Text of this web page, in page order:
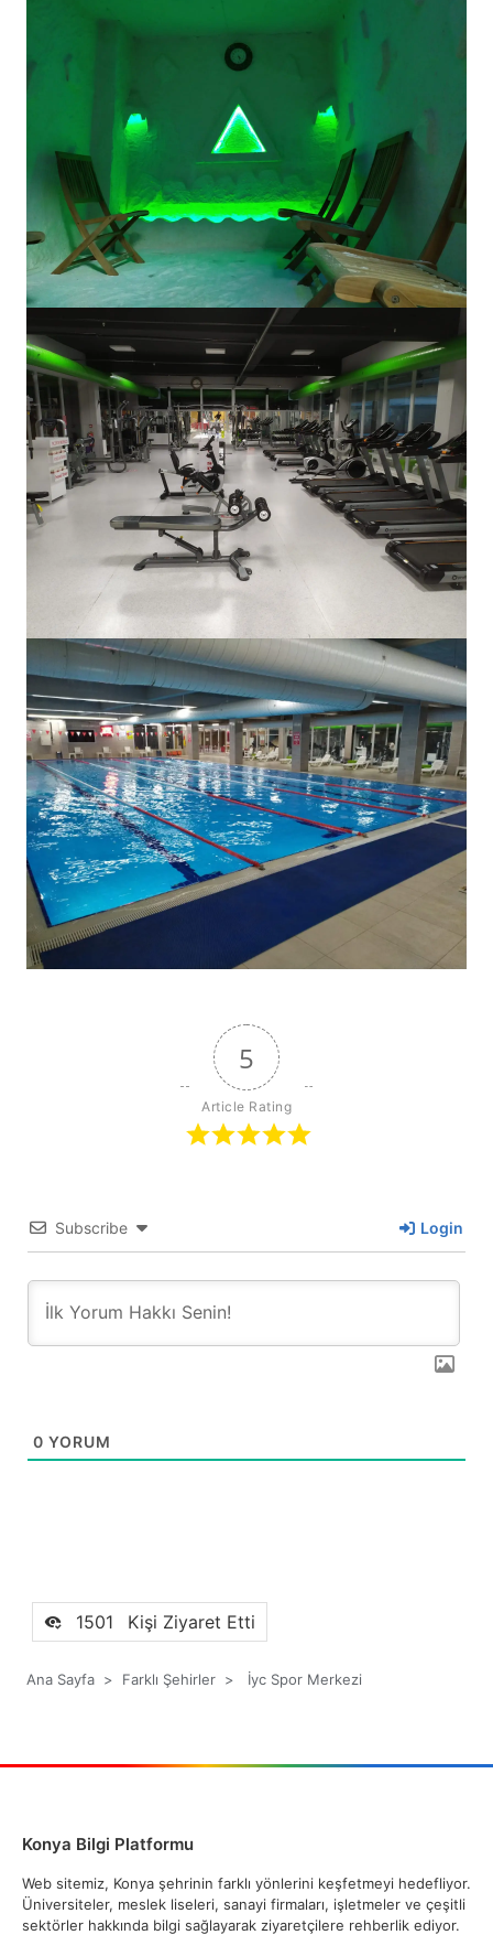
5
Article Rating
Subscribe Login
0 YORUM
1501 Kişi Ziyaret Etti
Ana Sayfa > Farklı Şehirler > İyc Spor Merkezi
Konya Bilgi Platformu
Web sitemiz, Konya şehrinin farklı yönlerini keşfetmeyi hedefliyor.
Üniversiteler, meslek liseleri, sanayi firmaları, işletmeler ve çeşitli
sektörler hakkında bilgi sağlayarak ziyaretçilere rehberlik ediyor.